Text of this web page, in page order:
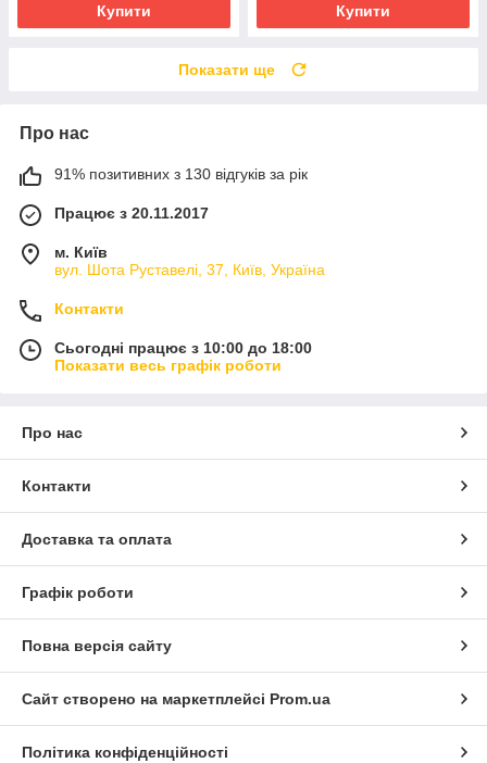
Купити Купити
Показати ще
Про нас
91% позитивних з 130 відгуків за рік
Працює з 20.11.2017
м. Київ
вул. Шота Руставелі, 37, Київ, Україна
Контакти
Сьогодні працює з 10:00 до 18:00
Показати весь графік роботи
Про нас
Контакти
Доставка та оплата
Графік роботи
Повна версія сайту
Сайт створено на маркетплейсі Prom.ua
Політика конфіденційності